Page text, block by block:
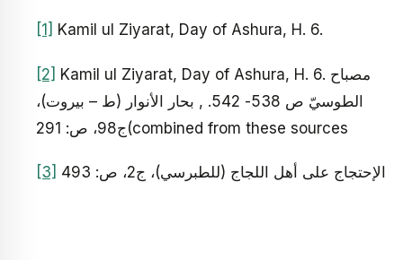
[1] Kamil ul Ziyarat, Day of Ashura, H. 6.
[2] Kamil ul Ziyarat, Day of Ashura, H. 6. مصباح
الطوسيّ ص 538- 542. , بحار الأنوار (ط – بيروت)،
ج‏98، ص: 291(combined from these sources
[3] الإحتجاج على أهل اللجاج (للطبرسي)، ج‏2، ص: 493